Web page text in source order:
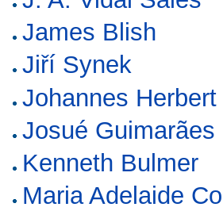
James Blish
Jiří Synek
Johannes
Josué Guimarães
Kenneth Bulmer
Maria Adelaide